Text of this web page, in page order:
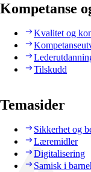
Kompetanse
Kvalitet og
Tilskudd
Temasider
Sikkerhet og
Læremidler
Digitalisering
Samisk i